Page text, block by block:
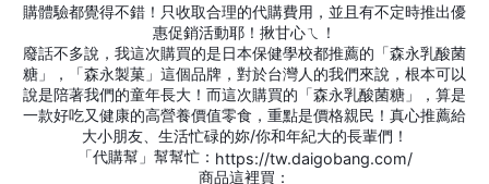
購體驗都覺得不錯！只收取合理的代購費用，並且有不定時推出優
惠促銷活動耶！揪甘心ㄟ！
廢話不多說，我這次購買的是日本保健學校都推薦的「森永乳酸菌
糖」，「森永製菓」這個品牌，對於台灣人的我們來說，根本可以
說是陪著我們的童年長大！而這次購買的「森永乳酸菌糖」，算是
一款好吃又健康的高營養價值零食，重點是價格親民！真心推薦給
大小朋友、生活忙碌的妳/你和年紀大的長輩們！
「代購幫」幫幫忙： https://tw.daigobang.com/
商品這裡買：